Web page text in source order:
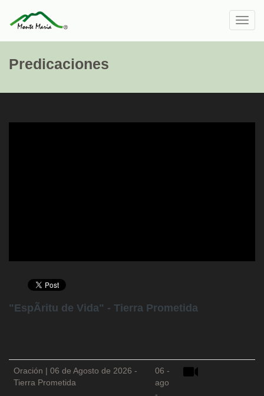
Predicaciones
"EspÃ­ritu de Vida" - Tierra Prometida
Oración | 06 de Agosto de 2026 -
Tierra Prometida
06 -
ago